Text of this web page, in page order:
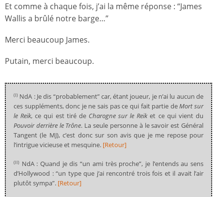
Et comme à chaque fois, j’ai la même réponse : “James
Wallis a brûlé notre barge…”
Merci beaucoup James.
Putain, merci beaucoup.
(I) NdA : Je dis “probablement” car, étant joueur, je n’ai lu aucun de
ces suppléments, donc je ne sais pas ce qui fait partie deMort sur
le Reik, ce qui est tiré de Charogne sur le Reiket ce qui vient du
Pouvoir derrière le Trône. La seule personne à le savoir est Général
Tangent (le MJ), c’est donc sur son avis que je me repose pour
l’intrigue vicieuse et mesquine. [Retour]
(II) NdA : Quand je dis “un ami très proche”, je l’entends au sens
d’Hollywood : “un type que j’ai rencontré trois fois et il avait l’air
plutôt sympa”. [Retour]